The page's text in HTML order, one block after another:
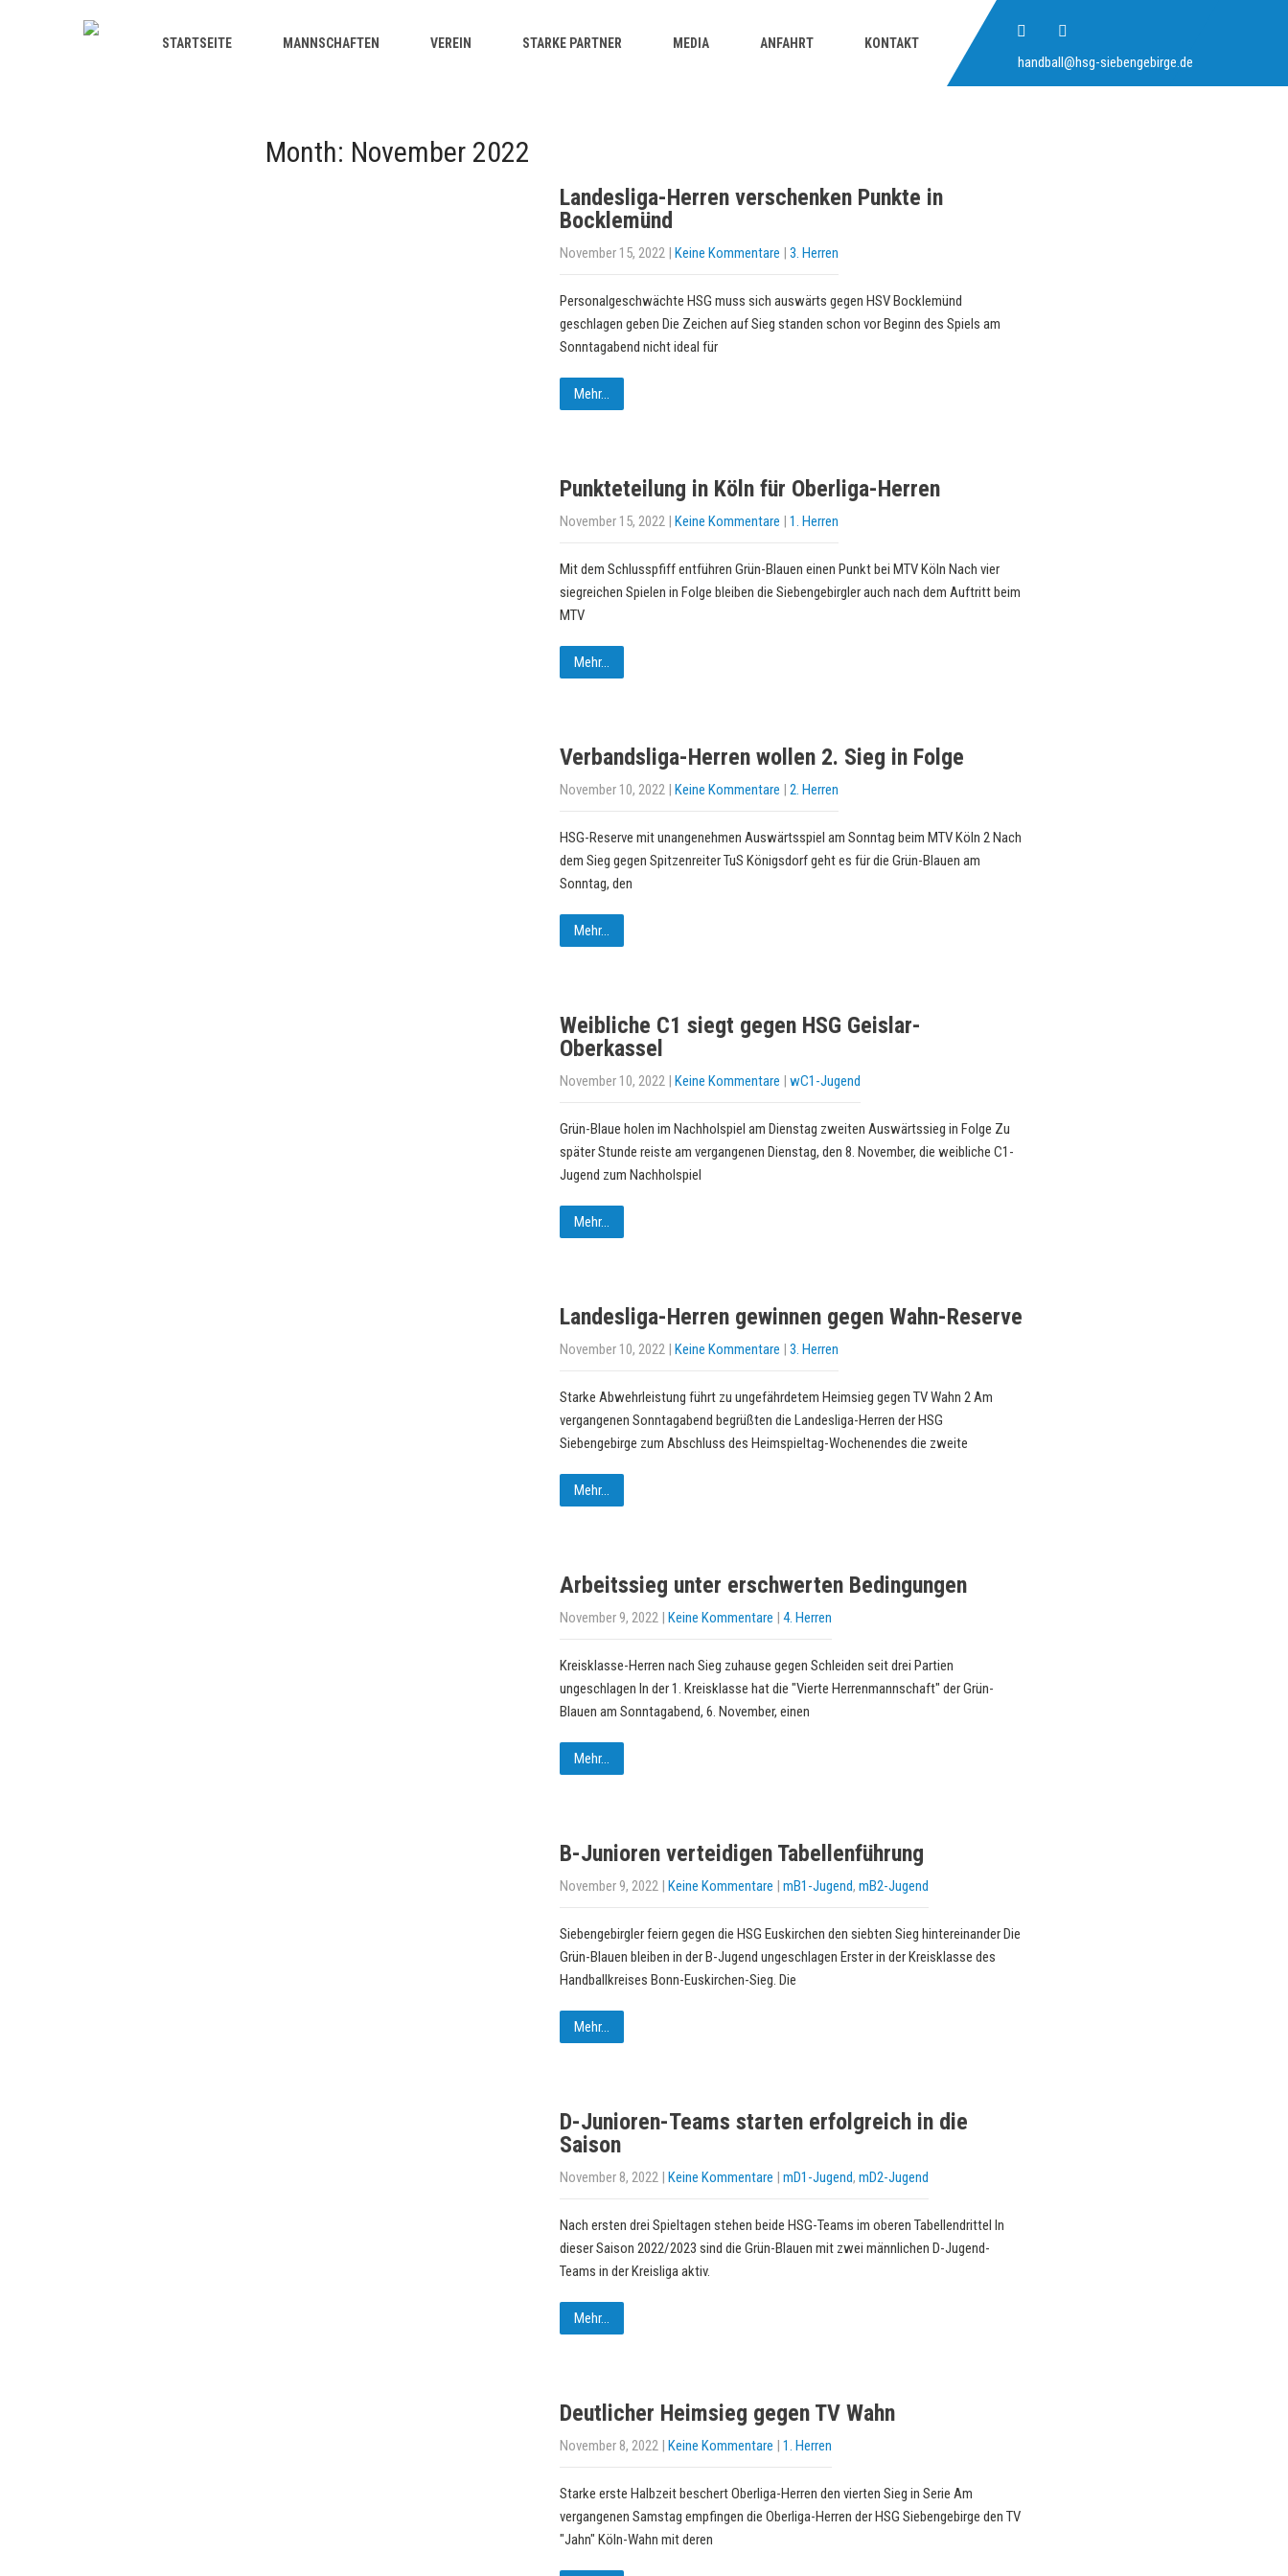
handball@hsg-siebengebirge.de
STARTSEITE MANNSCHAFTEN VEREIN STARKE PARTNER MEDIA ANFAHRT KONTAKT
Month: November 2022
Landesliga-Herren verschenken Punkte in
Bocklemünd
November 15, 2022| Keine Kommentare | 3. Herren
Personalgeschwächte HSG muss sich auswärts gegen HSV Bocklemünd
geschlagen geben Die Zeichen auf Sieg standen schon vor Beginn des Spiels am
Sonntagabend nicht ideal für
Mehr...
Punkteteilung in Köln für Oberliga-Herren
November 15, 2022| Keine Kommentare | 1. Herren
Mit dem Schlusspfiff entführen Grün-Blauen einen Punkt bei MTV Köln Nach vier
siegreichen Spielen in Folge bleiben die Siebengebirgler auch nach dem Auftritt beim
MTV
Mehr...
Verbandsliga-Herren wollen 2. Sieg in Folge
November 10, 2022| Keine Kommentare | 2. Herren
HSG-Reserve mit unangenehmen Auswärtsspiel am Sonntag beim MTV Köln 2 Nach
dem Sieg gegen Spitzenreiter TuS Königsdorf geht es für die Grün-Blauen am
Sonntag, den
Mehr...
Weibliche C1 siegt gegen HSG Geislar-
Oberkassel
November 10, 2022| Keine Kommentare | wC1-Jugend
Grün-Blaue holen im Nachholspiel am Dienstag zweiten Auswärtssieg in Folge Zu
später Stunde reiste am vergangenen Dienstag, den 8. November, die weibliche C1-
Jugend zum Nachholspiel
Mehr...
Landesliga-Herren gewinnen gegen Wahn-Reserve
November 10, 2022| Keine Kommentare | 3. Herren
Starke Abwehrleistung führt zu ungefährdetem Heimsieg gegen TV Wahn 2 Am
vergangenen Sonntagabend begrüßten die Landesliga-Herren der HSG
Siebengebirge zum Abschluss des Heimspieltag-Wochenendes die zweite
Mehr...
Arbeitssieg unter erschwerten Bedingungen
November 9, 2022| Keine Kommentare | 4. Herren
Kreisklasse-Herren nach Sieg zuhause gegen Schleiden seit drei Partien
ungeschlagen In der 1. Kreisklasse hat die "Vierte Herrenmannschaft" der Grün-
Blauen am Sonntagabend, 6. November, einen
Mehr...
B-Junioren verteidigen Tabellenführung
November 9, 2022| Keine Kommentare | mB1-Jugend, mB2-Jugend
Siebengebirgler feiern gegen die HSG Euskirchen den siebten Sieg hintereinander Die
Grün-Blauen bleiben in der B-Jugend ungeschlagen Erster in der Kreisklasse des
Handballkreises Bonn-Euskirchen-Sieg. Die
Mehr...
D-Junioren-Teams starten erfolgreich in die
Saison
November 8, 2022| Keine Kommentare | mD1-Jugend, mD2-Jugend
Nach ersten drei Spieltagen stehen beide HSG-Teams im oberen Tabellendrittel In
dieser Saison 2022/2023 sind die Grün-Blauen mit zwei männlichen D-Jugend-
Teams in der Kreisliga aktiv.
Mehr...
Deutlicher Heimsieg gegen TV Wahn
November 8, 2022| Keine Kommentare | 1. Herren
Starke erste Halbzeit beschert Oberliga-Herren den vierten Sieg in Serie Am
vergangenen Samstag empfingen die Oberliga-Herren der HSG Siebengebirge den TV
"Jahn" Köln-Wahn mit deren